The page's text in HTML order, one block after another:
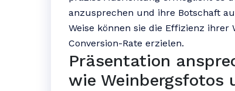
anzusprechen und ihre Botschaft
Weise können sie die Effizienz ihrer
Conversion-Rate erzielen.
Präsentation
wie Weinbergsfotos